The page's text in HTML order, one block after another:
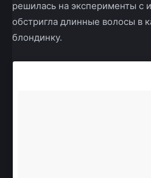
решилась на эксперименты с
обстригла длинные волосы в
блондинку.